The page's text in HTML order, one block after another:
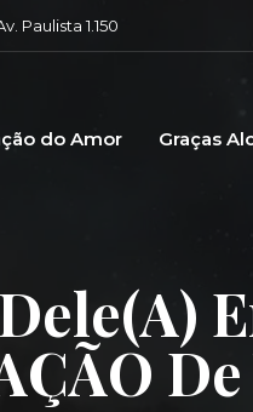
Paulista 1.150
do Amor Graças
De